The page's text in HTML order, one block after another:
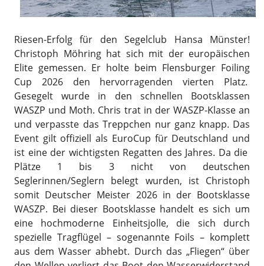
Riesen-Erfolg für den Segelclub Hansa Münster!
Christoph Möhring hat sich mit der europäischen
Elite gemessen. Er holte beim Flensburger Foiling
Cup 2026 den hervorragenden vierten Platz.
Gesegelt wurde in den schnellen Bootsklassen
WASZP und Moth. Chris trat in der WASZP-Klasse an
und verpasste das Treppchen nur ganz knapp. Das
Event gilt offiziell als EuroCup für Deutschland und
ist eine der wichtigsten Regatten des Jahres. Da die
Plätze 1 bis 3 nicht von deutschen
Seglerinnen/Seglern belegt wurden, ist Christoph
somit Deutscher Meister 2026 in der Bootsklasse
WASZP. Bei dieser Bootsklasse handelt es sich um
eine hochmoderne Einheitsjolle, die sich durch
spezielle Tragflügel – sogenannte Foils – komplett
aus dem Wasser abhebt. Durch das „Fliegen“ über